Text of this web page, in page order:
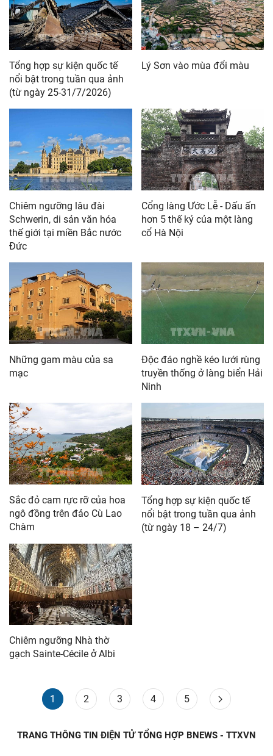
Tổng hợp sự kiện quốc tế
nổi bật trong tuần qua ảnh
(từ ngày 25-31/7/2026)
Lý Sơn vào mùa đổi màu
Chiêm ngưỡng lâu đài
Schwerin, di sản văn hóa
thế giới tại miền Bắc nước
Đức
Cổng làng Ước Lễ - Dấu ấn
hơn 5 thế kỷ của một làng
cổ Hà Nội
Những gam màu của sa
mạc
Độc đáo nghề kéo lưới rùng
truyền thống ở làng biển Hải
Ninh
Sắc đỏ cam rực rỡ của hoa
ngô đồng trên đảo Cù Lao
Chàm
Tổng hợp sự kiện quốc tế
nổi bật trong tuần qua ảnh
(từ ngày 18 – 24/7)
Chiêm ngưỡng Nhà thờ
gạch Sainte-Cécile ở Albi
1 2 3 4 5
TRANG THÔNG TIN ĐIỆN TỬ TỔNG HỢP BNEWS - TTXVN